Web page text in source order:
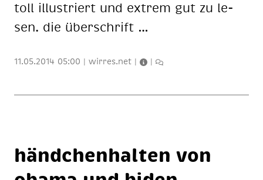
toll il­lus­triert und ex­trem gut zu le­
sen. die über­schrift …
11.05.2014 05:00 | wirres.net | |
händ­chen­hal­ten von